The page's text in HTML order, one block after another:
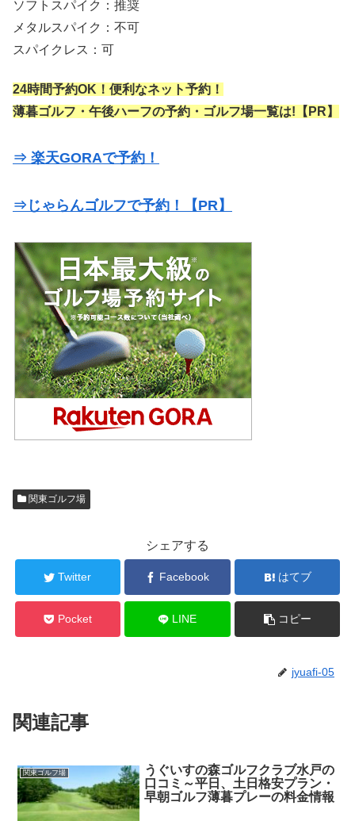
ソフトスパイク：推奨
メタルスパイク：不可
スパイクレス：可
24時間予約OK！便利なネット予約！
薄暮ゴルフ・午後ハーフの予約・ゴルフ場一覧は!【PR】
⇒ 楽天GORAで予約！
⇒じゃらんゴルフで予約！【PR】
関東ゴルフ場
シェアする
Twitter Facebook はてブ
Pocket LINE コピー
jyuafi-05
関連記事
関東ゴルフ場
うぐいすの森ゴルフクラブ水戸の
口コミ～平日、土日格安プラン・
早朝ゴルフ薄暮プレーの料金情報